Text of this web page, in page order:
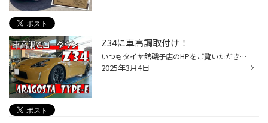
Z34に車高調取付け！
いつもタイヤ館磯子店のHPをご覧いただき 誠にありがとうございます(*'ω'*)/ 今回は車高調取付けをご紹介！ 足回り各種メーカーのお取り扱いがございますので ローダウンやリフレッシュなど 足回りのご相談もタイヤ館にお任せください♪ 今回は、日産 フェアレディZ／Z34にアラゴスタ タイプEをお取...
2025年3月4日